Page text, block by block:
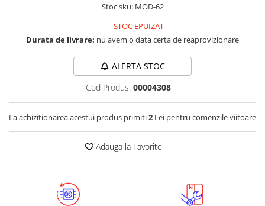
Servomotoare
Stoc sku: MOD-62
STOC EPUIZAT
Durata de livrare: nu avem o data certa de reaprovizionare
ALERTA STOC
Cod Produs: 00004308
La achizitionarea acestui produs primiti2 Lei pentru comenzile viitoare
Adauga la Favorite